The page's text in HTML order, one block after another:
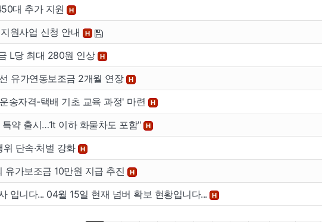
대 추가 지원 H
원사업 신청 안내 H
L당 최대 280원 인상 H
유가연동보조금 2개월 연장 H
송자격-택배 기초 교육 과정' 마련 H
약 출시…1t 이하 화물차도 포함" H
단속·처벌 강화 H
유가보조금 10만원 지급 추진 H
입니다... 04월 15일 현재 넘버 확보 현황입니다... H